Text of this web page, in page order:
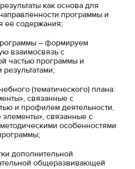
как основа для
программы и
её содержания;
– формируем
взаимосвязь с
частью программы и
(тематического) плана:
связанные с
и профилем деятельности,
элементы», связанные с
особенностями
дополнительной
общеразвивающей